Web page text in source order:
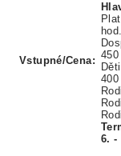
Vstupné/Cena: 450
400
6. -